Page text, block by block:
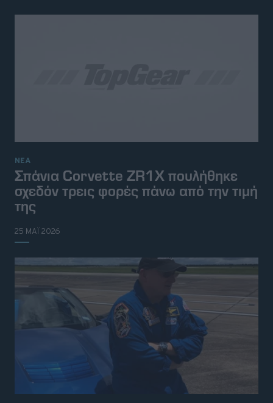
ΝΕΑ
Σπάνια Corvette ZR1X πουλήθηκε
σχεδόν τρεις φορές πάνω από την τιμή
της
25 ΜΑΪ 2026